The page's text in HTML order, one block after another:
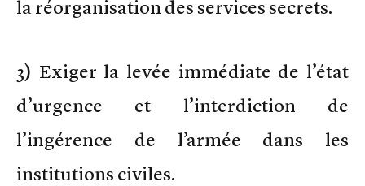
la réorganisation des services secrets.
3) Exiger la levée immédiate de l’état
d’urgence et l’interdiction de
l’ingérence de l’armée dans les
institutions civiles.